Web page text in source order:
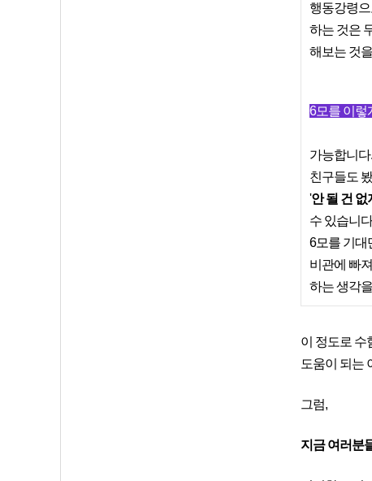
행동강령
하는 것은
해보는 것
6모를 이렇
가능합니
친구들도
'안 될 건 없
수 있습니
6모를 기대
비관에 빠
하는 생각
이 정도로 수
도움이 되는
그럼,
지금 여러분